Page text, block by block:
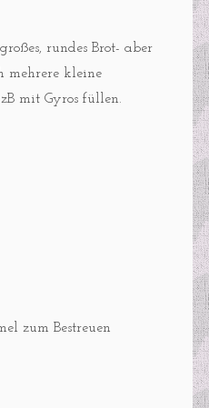
rundes Brot- aber
mehrere kleine
mit Gyros füllen.
zum Bestreuen